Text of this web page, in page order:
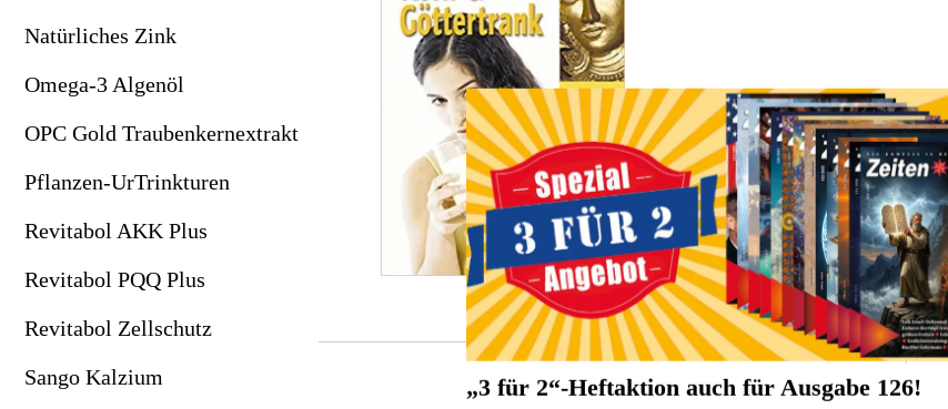
Säure-Basen-Haushalt
Schwermetalle sanft ausleiten
Selen & Jod
Sport aus der Flasche
Natürliches Zink
Omega-3 Algenöl
OPC Gold Traubenkernextrakt
Pflanzen-UrTrinkturen
Revitabol AKK Plus
Revitabol PQQ Plus
Revitabol Zellschutz
Sango Kalzium
Zum Produkt
CHF 21.90
CHF 14.25
Preiszusammensetzung
„3 für 2“-Heftaktion auch für Ausgabe 126!